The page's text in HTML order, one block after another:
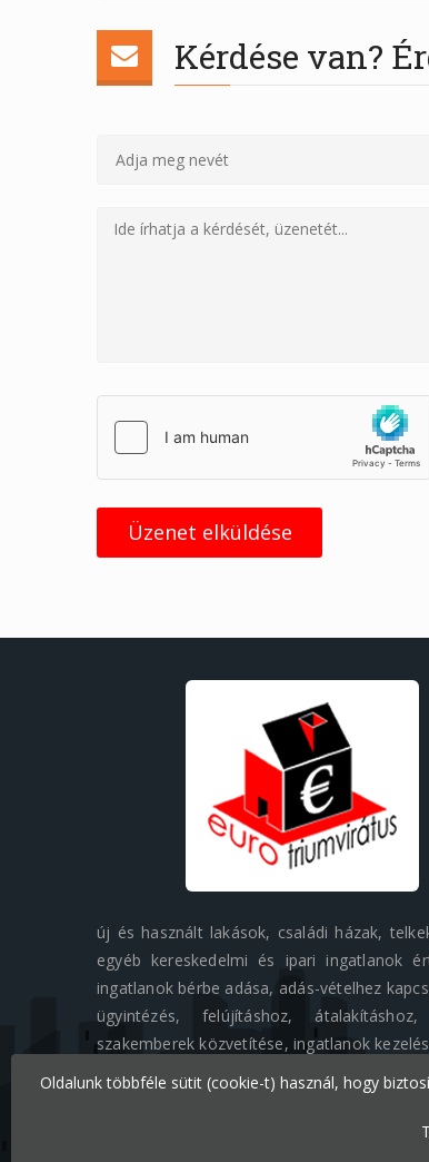
Kérdése van?
Üzenet elküldése
új és használt lakások, családi házak,
egyéb kereskedelmi és ipari ingatlanok
ingatlanok bérbe adása, adás-vételhez
ügyintézés, felújításhoz, átalakításhoz,
szakemberek közvetítése, ingatlanok
Minden jog fenntartva © 2026
Oldalunk többféle sütit (cookie-t) használ, hogy